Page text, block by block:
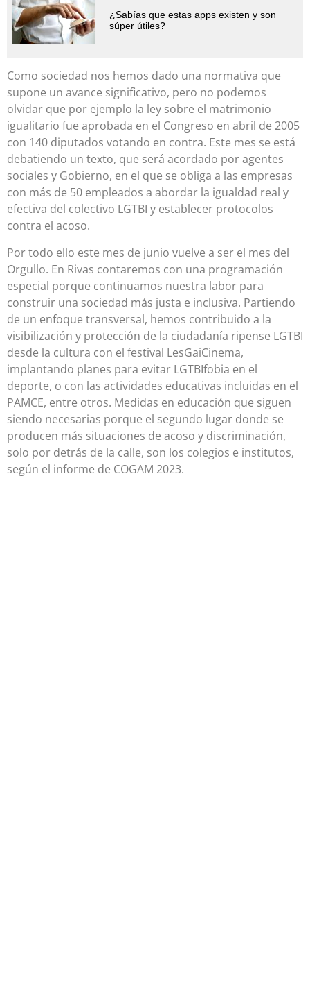
¿Sabías que estas apps existen y son
súper útiles?
Como sociedad nos hemos dado una normativa que
supone un avance significativo, pero no podemos
olvidar que por ejemplo la ley sobre el matrimonio
igualitario fue aprobada en el Congreso en abril de 2005
con 140 diputados votando en contra. Este mes se está
debatiendo un texto, que será acordado por agentes
sociales y Gobierno, en el que se obliga a las empresas
con más de 50 empleados a abordar la igualdad real y
efectiva del colectivo LGTBI y establecer protocolos
contra el acoso.
Por todo ello este mes de junio vuelve a ser el mes del
Orgullo. En Rivas contaremos con una programación
especial porque continuamos nuestra labor para
construir una sociedad más justa e inclusiva. Partiendo
de un enfoque transversal, hemos contribuido a la
visibilización y protección de la ciudadanía ripense LGTBI
desde la cultura con el festival LesGaiCinema,
implantando planes para evitar LGTBIfobia en el
deporte, o con las actividades educativas incluidas en el
PAMCE, entre otros. Medidas en educación que siguen
siendo necesarias porque el segundo lugar donde se
producen más situaciones de acoso y discriminación,
solo por detrás de la calle, son los colegios e institutos,
según el informe de COGAM 2023.